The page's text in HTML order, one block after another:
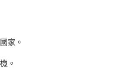
家。
福岡轉機。